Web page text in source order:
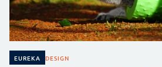
EUREKA DESIGN